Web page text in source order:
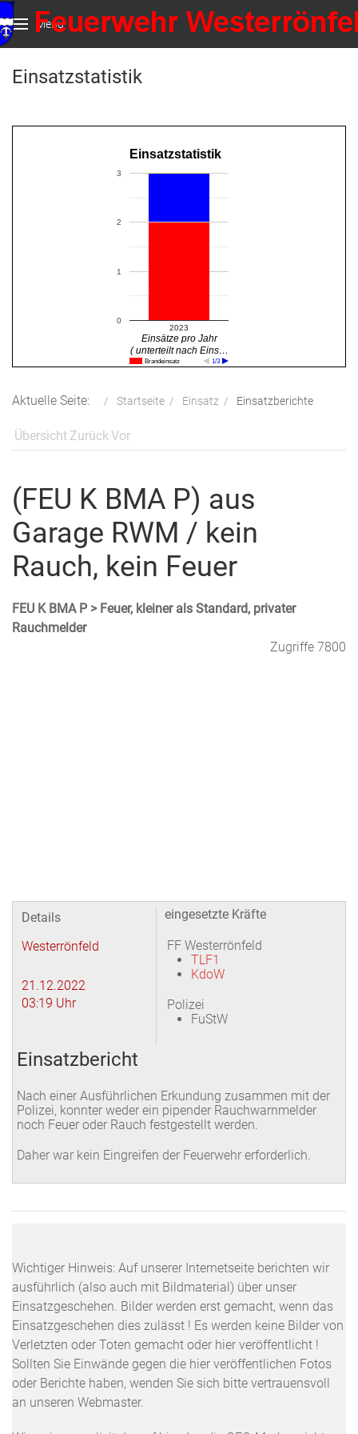
Menu
Einsatzstatistik
Einsatzstatistik
Brandeinsatz 1/3
2023
0
1
2
3
Einsätze pro Jahr
( unterteilt nach Eins…
Aktuelle Seite: Startseite Einsatz Einsatzberichte
Übersicht ZurückVor
(FEU K BMA P) aus
Garage RWM / kein
Rauch, kein Feuer
FEU K BMA P > Feuer, kleiner als Standard, privater
Rauchmelder
Zugriffe 7800
Details
Westerrönfeld
21.12.2022
03:19 Uhr
eingesetzte Kräfte
FF Westerrönfeld
TLF1
KdoW
Polizei
FuStW
Einsatzbericht
Nach einer Ausführlichen Erkundung zusammen mit der
Polizei, konnter weder ein pipender Rauchwarnmelder
noch Feuer oder Rauch festgestellt werden.
Daher war kein Eingreifen der Feuerwehr erforderlich.
Wichtiger Hinweis: Auf unserer Internetseite berichten wir
ausführlich (also auch mit Bildmaterial) über unser
Einsatzgeschehen. Bilder werden erst gemacht, wenn das
Einsatzgeschehen dies zulässt ! Es werden keine Bilder von
Verletzten oder Toten gemacht oder hier veröffentlicht !
Sollten Sie Einwände gegen die hier veröffentlichen Fotos
oder Berichte haben, wenden Sie sich bitte vertrauensvoll
an unseren Webmaster.